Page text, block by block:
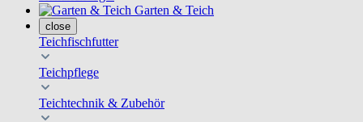
Garten & Teich
close
Teichfischfutter
Teichpflege
Teichtechnik & Zubehör